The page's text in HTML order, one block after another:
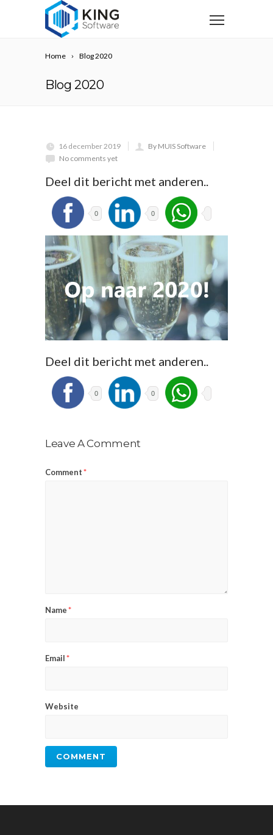
Home Blog 2020
Blog 2020
16 december 2019
By MUIS Software
No comments yet
Deel dit bericht met anderen..
0 0
Deel dit bericht met anderen..
0 0
Leave A Comment
Comment*
Name*
Email*
Website